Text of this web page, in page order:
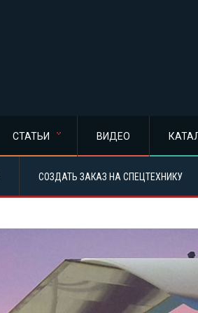
СТАТЬИ ВИДЕО
СОЗДАТЬ ЗАКАЗ НА СПЕЦТЕХНИКУ